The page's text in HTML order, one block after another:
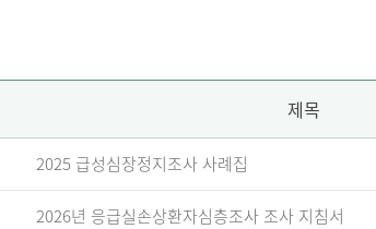
제목
2025 급성심장정지조사 사례집
2026년 응급실손상환자심층조사 조사 지침서